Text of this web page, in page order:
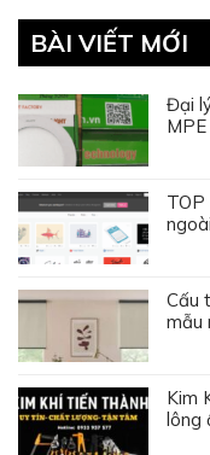
BÀI VIẾT MỚI
Đại
ngoài
Cấu
mẫu
Kim
lông